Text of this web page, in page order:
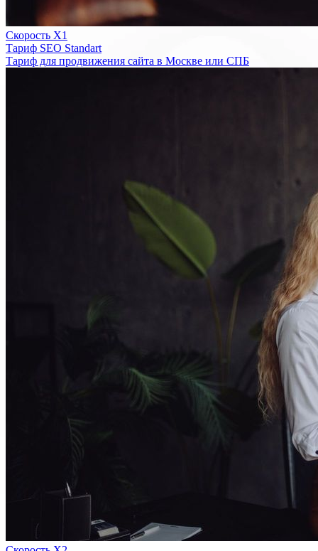
Скорость Х1
Тариф SEO Standart
Тариф для продвижения сайта в Москве или СПБ